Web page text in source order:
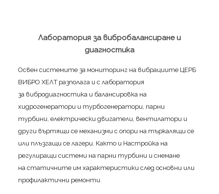
Лаборатория за вибробалансиране и
диагностика
Освен системите за мониторинг на вибрациите ЦЕРБ
ВИБРО ХЕЛТ разполага и с лаборатория
за вибродиагностика и балансировка на
хидрогенератори и турбогенератори, парни
турбини, електрически двигатели, вентилатори и
други въртящи се механизми с опори на търкалящи се
или плъзгащи се лагери. Както и Настройка на
регулиращи системи на парни турбини и снемане
на статичните им характеристики след основни или
профилактични ремонти.